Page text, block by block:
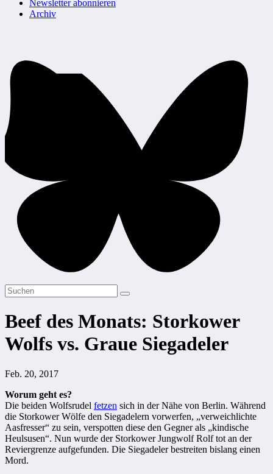
Newsletter abonnieren
Archiv
Beef des Monats: Storkower
Wolfs vs. Graue Siegadeler
Feb. 20, 2017
Worum geht es?
Die beiden Wolfsrudel fetzen sich in der Nähe von Berlin. Während
die Storkower Wölfe den Siegadelern vorwerfen, „verweichlichte
Aasfresser“ zu sein, verspotten diese den Gegner als „kindische
Heulsusen“. Nun wurde der Storkower Jungwolf Rolf tot an der
Reviergrenze aufgefunden. Die Siegadeler bestreiten bislang einen
Mord.